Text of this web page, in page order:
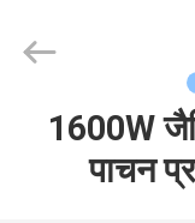
1600W
पाचन